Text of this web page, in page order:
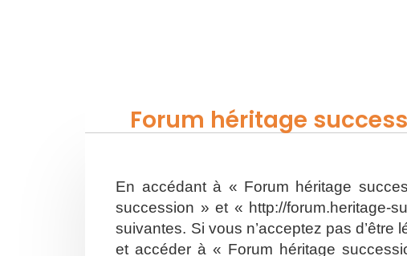
Forum héritage
En accédant à « Forum héritage
succession » et « http://forum.heritage-
suivantes. Si vous n’acceptez pas
et accéder à « Forum héritage